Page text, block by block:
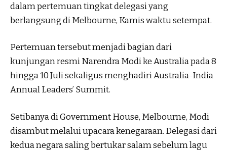
dalam pertemuan tingkat delegasi yang
berlangsung di Melbourne, Kamis waktu setempat.
Pertemuan tersebut menjadi bagian dari
kunjungan resmi Narendra Modi ke Australia pada 8
hingga 10 Juli sekaligus menghadiri Australia-India
Annual Leaders’ Summit.
Setibanya di Government House, Melbourne, Modi
disambut melalui upacara kenegaraan. Delegasi dari
kedua negara saling bertukar salam sebelum lagu